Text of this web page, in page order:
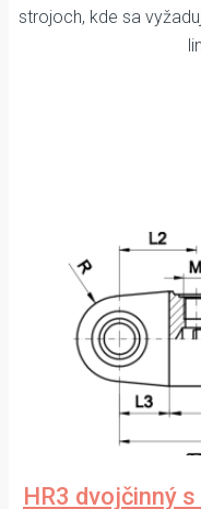
strojoch, kde sa
HR3 dvojčinný